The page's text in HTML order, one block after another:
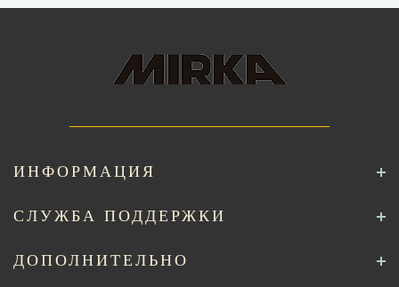
ИНФОРМАЦИЯ
СЛУЖБА ПОДДЕРЖКИ
ДОПОЛНИТЕЛЬНО